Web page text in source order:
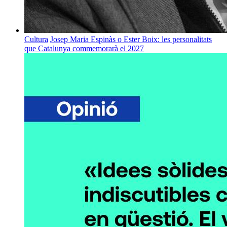
Cultura Josep Maria Espinàs o Ester Boix: les personalitats
que Catalunya commemorarà el 2027